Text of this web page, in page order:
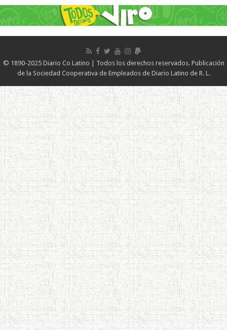
© 1890-2025 Diario Co Latino | Todos los derechos reservados. Publicación
de la Sociedad Cooperativa de Empleados de Diario Latino de R. L.